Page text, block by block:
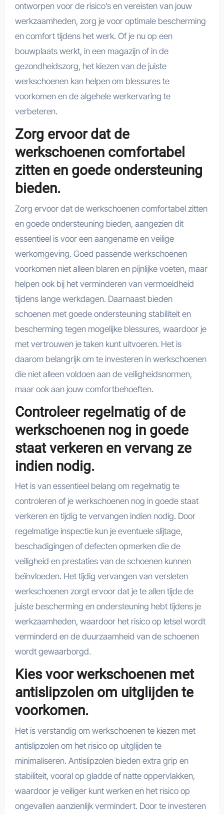
ontworpen voor de risico’s en vereisten van jouw
werkzaamheden, zorg je voor optimale bescherming
en comfort tijdens het werk. Of je nu op een
bouwplaats werkt, in een magazijn of in de
gezondheidszorg, het kiezen van de juiste
werkschoenen kan helpen om blessures te
voorkomen en de algehele werkervaring te
verbeteren.
Zorg ervoor dat de
werkschoenen comfortabel
zitten en goede ondersteuning
bieden.
Zorg ervoor dat de werkschoenen comfortabel zitten
en goede ondersteuning bieden, aangezien dit
essentieel is voor een aangename en veilige
werkomgeving. Goed passende werkschoenen
voorkomen niet alleen blaren en pijnlijke voeten, maar
helpen ook bij het verminderen van vermoeidheid
tijdens lange werkdagen. Daarnaast bieden
schoenen met goede ondersteuning stabiliteit en
bescherming tegen mogelijke blessures, waardoor je
met vertrouwen je taken kunt uitvoeren. Het is
daarom belangrijk om te investeren in werkschoenen
die niet alleen voldoen aan de veiligheidsnormen,
maar ook aan jouw comfortbehoeften.
Controleer regelmatig of de
werkschoenen nog in goede
staat verkeren en vervang ze
indien nodig.
Het is van essentieel belang om regelmatig te
controleren of je werkschoenen nog in goede staat
verkeren en tijdig te vervangen indien nodig. Door
regelmatige inspectie kun je eventuele slijtage,
beschadigingen of defecten opmerken die de
veiligheid en prestaties van de schoenen kunnen
beïnvloeden. Het tijdig vervangen van versleten
werkschoenen zorgt ervoor dat je te allen tijde de
juiste bescherming en ondersteuning hebt tijdens je
werkzaamheden, waardoor het risico op letsel wordt
verminderd en de duurzaamheid van de schoenen
wordt gewaarborgd.
Kies voor werkschoenen met
antislipzolen om uitglijden te
voorkomen.
Het is verstandig om werkschoenen te kiezen met
antislipzolen om het risico op uitglijden te
minimaliseren. Antislipzolen bieden extra grip en
stabiliteit, vooral op gladde of natte oppervlakken,
waardoor je veiliger kunt werken en het risico op
ongevallen aanzienlijk vermindert. Door te investeren